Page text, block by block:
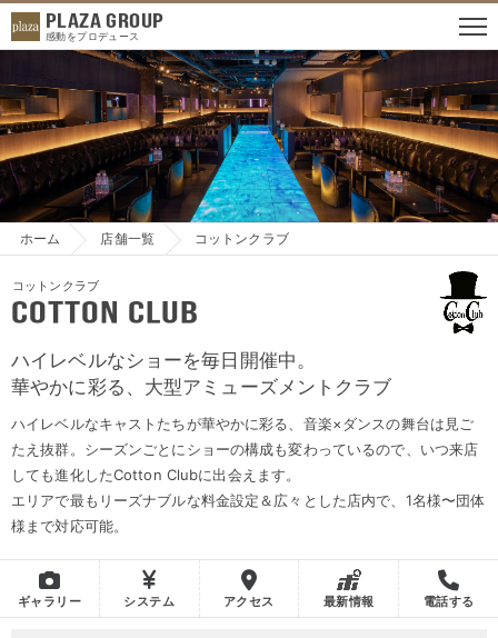
PLAZA GROUP
感動をプロデュース
ホーム 店舗一覧 コットンクラブ
コットンクラブ
Cotton Club
ハイレベルなショーを毎日開催中。
華やかに彩る、大型アミューズメントクラブ
ハイレベルなキャストたちが華やかに彩る、音楽×ダンスの舞台は見ご
たえ抜群。シーズンごとにショーの構成も変わっているので、いつ来店
しても進化したCotton Clubに出会えます。
エリアで最もリーズナブルな料金設定＆広々とした店内で、1名様〜団体
様まで対応可能。
ギャラリー システム アクセス 最新情報 電話する